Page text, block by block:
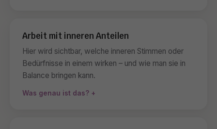
Arbeit mit inneren Anteilen
Hier wird sichtbar, welche inneren Stimmen oder
Bedürfnisse in einem wirken – und wie man sie in
Balance bringen kann.
Was genau ist das?